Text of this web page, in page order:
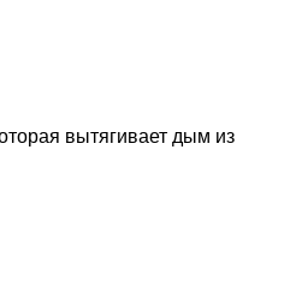
вытягивает дым из